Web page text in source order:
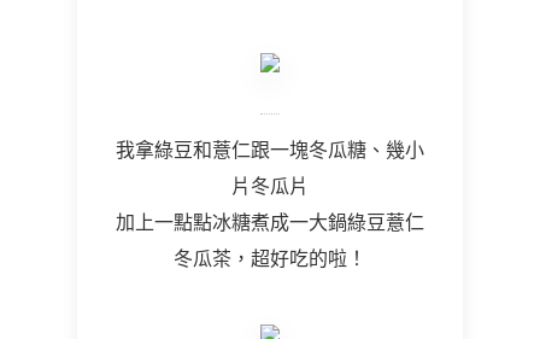
我拿綠豆和薏仁跟一塊冬瓜糖、幾小
片冬瓜片
加上一點點冰糖煮成一大鍋綠豆薏仁
冬瓜茶，超好吃的啦！